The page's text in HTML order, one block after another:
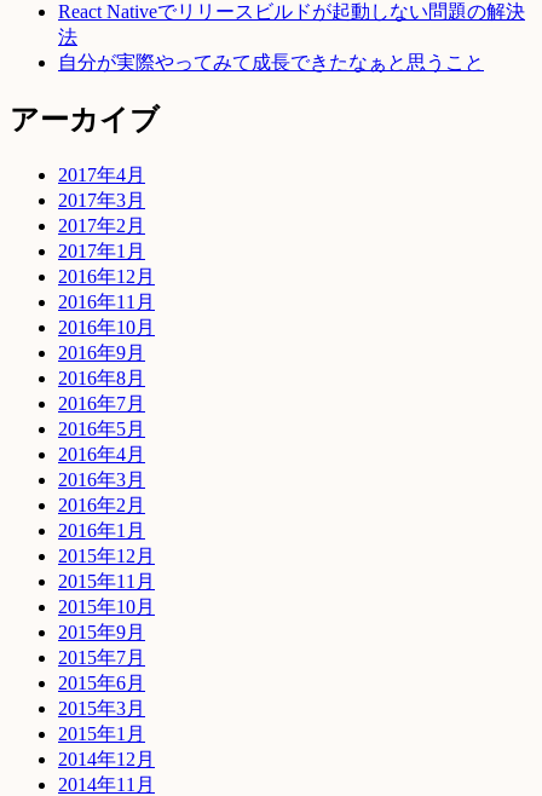
React Nativeでリリースビルドが起動しない問題の解決
法
自分が実際やってみて成長できたなぁと思うこと
アーカイブ
2017年4月
2017年3月
2017年2月
2017年1月
2016年12月
2016年11月
2016年10月
2016年9月
2016年8月
2016年7月
2016年5月
2016年4月
2016年3月
2016年2月
2016年1月
2015年12月
2015年11月
2015年10月
2015年9月
2015年7月
2015年6月
2015年3月
2015年1月
2014年12月
2014年11月